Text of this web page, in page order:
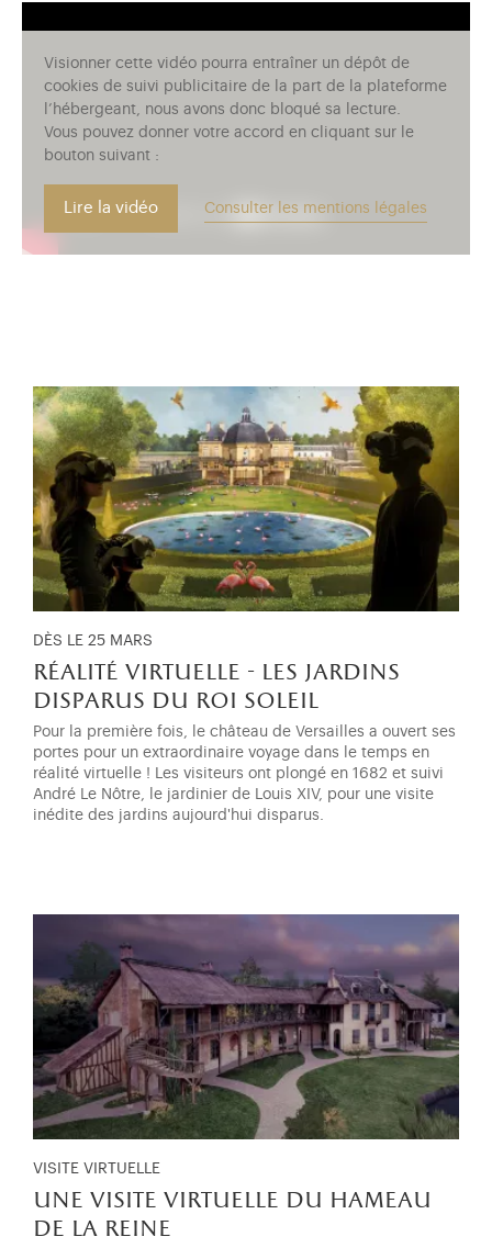
Visionner cette vidéo pourra entraîner un dépôt de
cookies de suivi publicitaire de la part de la plateforme
l’hébergeant, nous avons donc bloqué sa lecture.
Vous pouvez donner votre accord en cliquant sur le
bouton suivant :
Lire la vidéo Consulter les mentions légales
DÈS LE 25 MARS
réalité virtuelle - les jardins
disparus du roi soleil
Pour la première fois, le château de Versailles a ouvert ses
portes pour un extraordinaire voyage dans le temps en
réalité virtuelle ! Les visiteurs ont plongé en 1682 et suivi
André Le Nôtre, le jardinier de Louis XIV, pour une visite
inédite des jardins aujourd'hui disparus.
VISITE VIRTUELLE
une visite virtuelle du hameau
de la reine